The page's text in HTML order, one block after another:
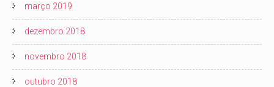
março 2019
dezembro 2018
novembro 2018
outubro 2018